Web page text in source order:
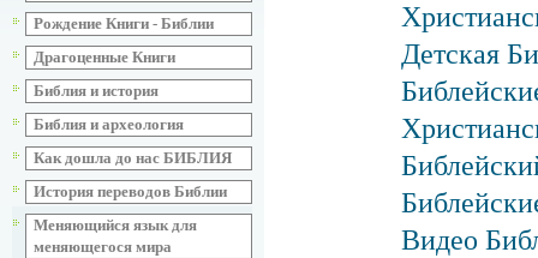
Рождение Книги - Библии
Драгоценные Книги
Библия и история
Библия и археология
Как дошла до нас БИБЛИЯ
История переводов Библии
Меняющийся язык для
меняющегося мира
Детская
Видео